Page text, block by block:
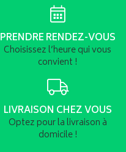
PRENDRE RENDEZ-VOUS
Choisissez l’heure qui vous
convient !
LIVRAISON CHEZ VOUS
Optez pour la livraison à
domicile !